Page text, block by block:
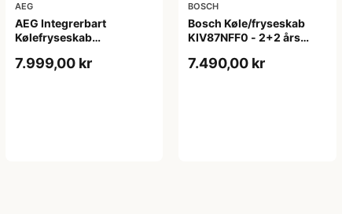
AEG
AEG Integrerbart
Kølefryseskab
garanti
7.999,00 kr
BOSCH
Bosch Køle/fryseskab
KIV87NFF0 - 2+2 års
7.490,00 kr